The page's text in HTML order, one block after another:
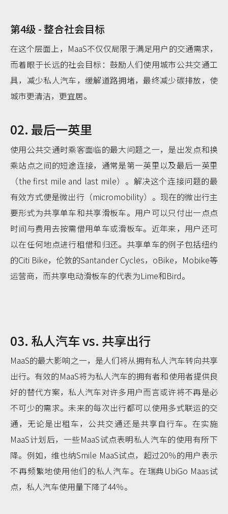
第4级 - 整合社会目标
在这个层面上，MaaS不仅仅局限于满足用户的交通需求，
而着眼于长远的社会目标：鼓励人们使用城市公共交通工
具，减少私人汽车，缓解道路拥堵，最终减少碳排放，使
城市更清洁，更宜居。
02. 最后一英里
使用公共交通时乘客面临的最大问题之一，是出发点和换
乘站点之间的短途连接，通常是第一英里以及最后一英里
（the first mile and last mile）。解决这个连接问题的最
有效方式便是微出行（micromobility）。现在的微出行主
要形式为共享单车和共享滑板车。用户可以只付出一点点
时间与费用去按需借用单车或滑板车。近年来，用户还可
以在任何地点进行租借和归还。共享单车的例子包括纽约
的Citi Bike，伦敦的Santander Cycles，oBike，Mobike等
运营商，而共享电动滑板车的代表为Lime和Bird。
03. 私人汽车 vs. 共享出行
MaaS的最大影响之一，是人们将从拥有私人汽车转向共享
出行。有效的MaaS将为私人汽车的拥有者和使用者提供良
好的替代方案，私人汽车对许多用户而言或许将不再是必
不可少的需求。未来的每次出行都可以使用多式联运的交
通，无论是出租车，公共交通还是共享自行车。在实施
MaaS计划后，一些MaaS试点表明私人汽车的使用有所下
降。例如，维也纳Smile MaaS试点，超过20％的用户表示
不再频繁地使用他们的私人汽车。在瑞典UbiGo Maas试
点，私人汽车使用量下降了44％。